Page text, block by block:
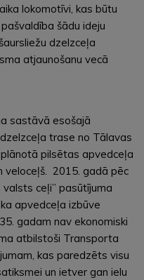
lokomotīvi, kas būtu
šādu ideju
dzelzceļa
atjaunošanu vecā
Alūksnē.
sastāvā esošajā
trase no Tālavas
pilsētas apvedceļa
veloceļš. 2015. gadā pēc
ceļi” pasūtījuma
apvedceļa izbūve
gadam nav ekonomiski
atbilstoši Transporta
kas paredzēts visu
un ietver gan ielu